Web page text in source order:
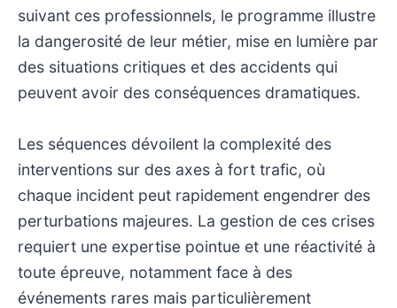
suivant ces professionnels, le programme illustre
la dangerosité de leur métier, mise en lumière par
des situations critiques et des accidents qui
peuvent avoir des conséquences dramatiques.
Les séquences dévoilent la complexité des
interventions sur des axes à fort trafic, où
chaque incident peut rapidement engendrer des
perturbations majeures. La gestion de ces crises
requiert une expertise pointue et une réactivité à
toute épreuve, notamment face à des
événements rares mais particulièrement